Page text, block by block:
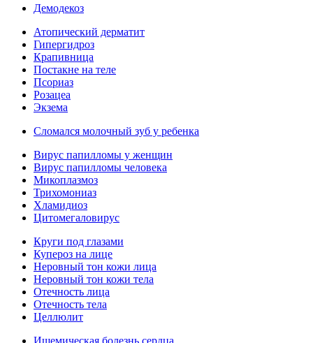
Демодекоз
Атопический дерматит
Гипергидроз
Крапивница
Постакне на теле
Псориаз
Розацеа
Экзема
Сломался молочный зуб у ребенка
Вирус папилломы у женщин
Вирус папилломы человека
Микоплазмоз
Трихомониаз
Хламидиоз
Цитомегаловирус
Круги под глазами
Купероз на лице
Неровный тон кожи лица
Неровный тон кожи тела
Отечность лица
Отечность тела
Целлюлит
Ишемическая болезнь сердца